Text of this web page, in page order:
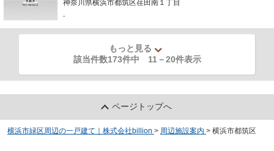
神奈川県横浜市都筑区荏田南１丁目
-
もっと見る
該当件数173件中 11 －20件表示
ページトップへ
横浜市緑区周辺の一戸建て｜株式会社billion > 周辺施設案内 > 横浜市都筑区